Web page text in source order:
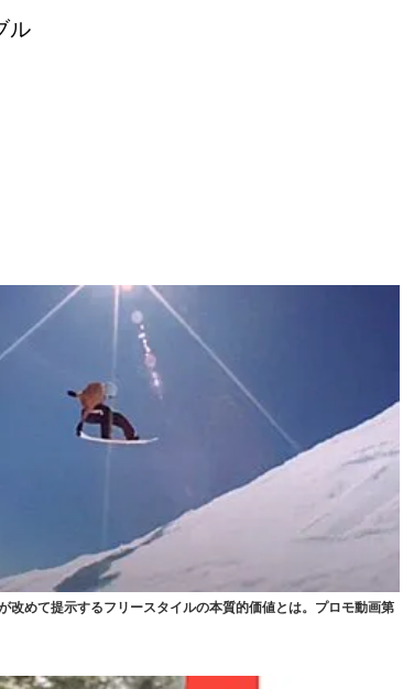
ル
改めて提示するフリースタイルの本質的価値とは。プロモ動画第